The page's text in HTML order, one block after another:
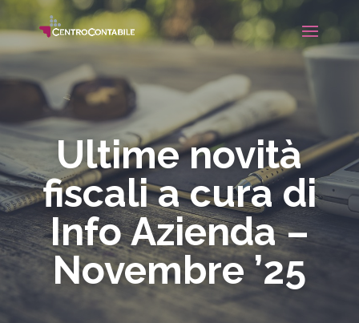
Ultime novità
fiscali a cura di
Info Azienda –
Novembre ’25